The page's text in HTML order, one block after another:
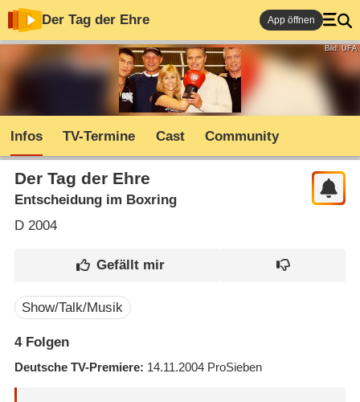
Der Tag der Ehre App öffnen
Bild: UFA
Infos TV-Termine Cast Community
Der Tag der Ehre
Entscheidung im Boxring
D2004
Show/Talk/Musik
4Folgen
Deutsche TV-Premiere 14.11.2004 ProSieben